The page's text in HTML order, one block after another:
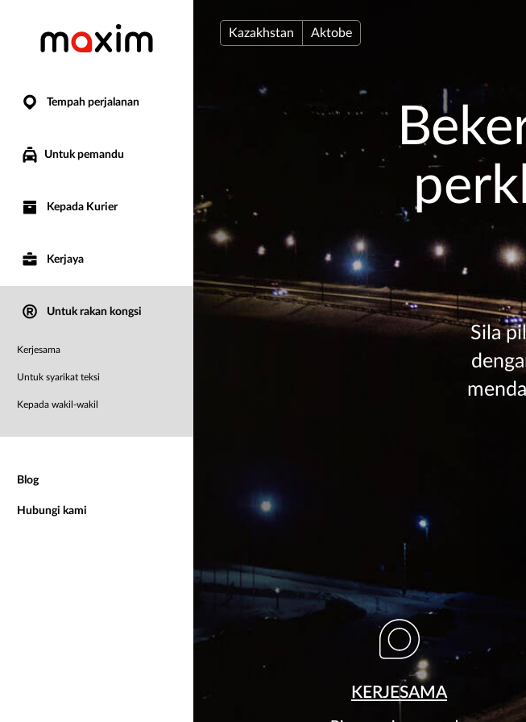
Tempah perjalanan
Untuk pemandu
Kepada Kurier
Kerjaya
Untuk rakan kongsi
Kerjesama
Untuk syarikat teksi
Kepada wakil-wakil
Blog
Hubungi kami
Kazakhstan Aktobe
Sila
KERJESAMA